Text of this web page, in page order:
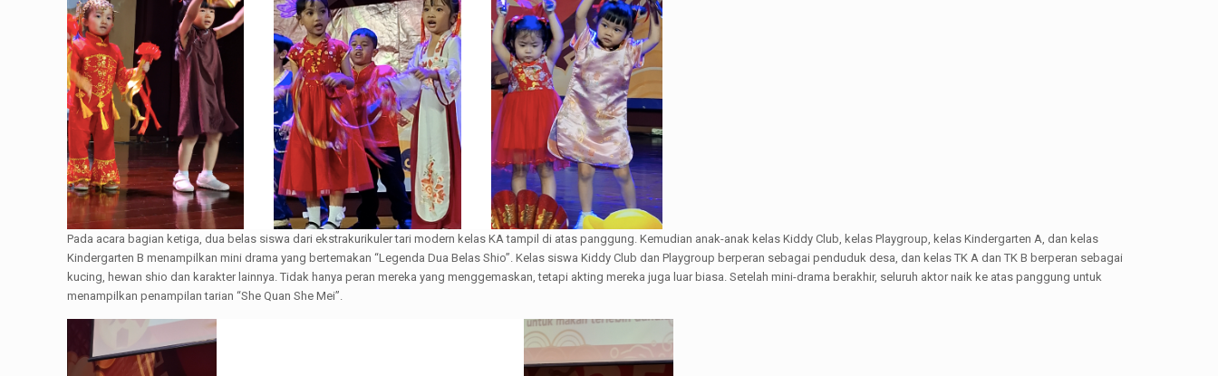
Pada acara bagian ketiga, dua belas siswa dari ekstrakurikuler tari modern kelas KA tampil di atas panggung. Kemudian anak-anak kelas Kiddy Club, kelas Playgroup, kelas Kindergarten A, dan kelas
Kindergarten B menampilkan mini drama yang bertemakan “Legenda Dua Belas Shio”. Kelas siswa Kiddy Club dan Playgroup berperan sebagai penduduk desa, dan kelas TK A dan TK B berperan sebagai
kucing, hewan shio dan karakter lainnya. Tidak hanya peran mereka yang menggemaskan, tetapi akting mereka juga luar biasa. Setelah mini-drama berakhir, seluruh aktor naik ke atas panggung untuk
menampilkan penampilan tarian “She Quan She Mei”.